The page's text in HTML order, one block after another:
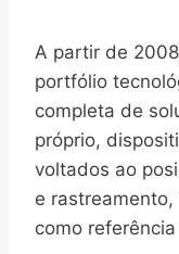
A partir de
portfólio
completa de
próprio,
voltados ao
e
como